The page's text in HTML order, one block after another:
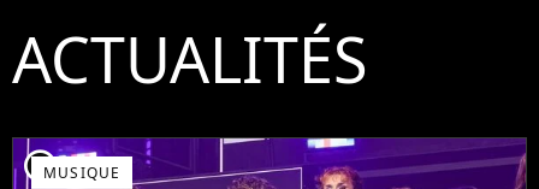
ACTUALITÉS
player2MUSIQUE